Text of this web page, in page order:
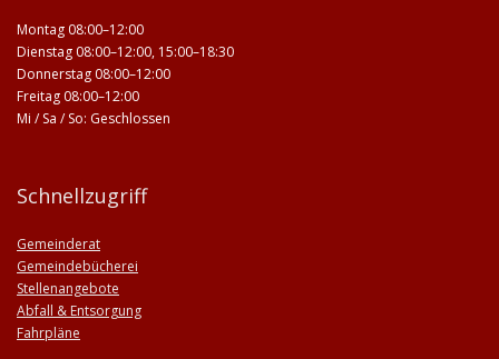
Montag 08:00–12:00
Dienstag 08:00–12:00, 15:00–18:30
Donnerstag 08:00–12:00
Freitag 08:00–12:00
Mi / Sa / So: Geschlossen
Schnellzugriff
Gemeinderat
Gemeindebücherei
Stellenangebote
Abfall & Entsorgung
Fahrpläne